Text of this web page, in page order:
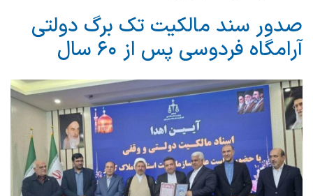
صدور سند مالکیت تک برگ دولتی
آرامگاه فردوسی پس از ۶۰ سال